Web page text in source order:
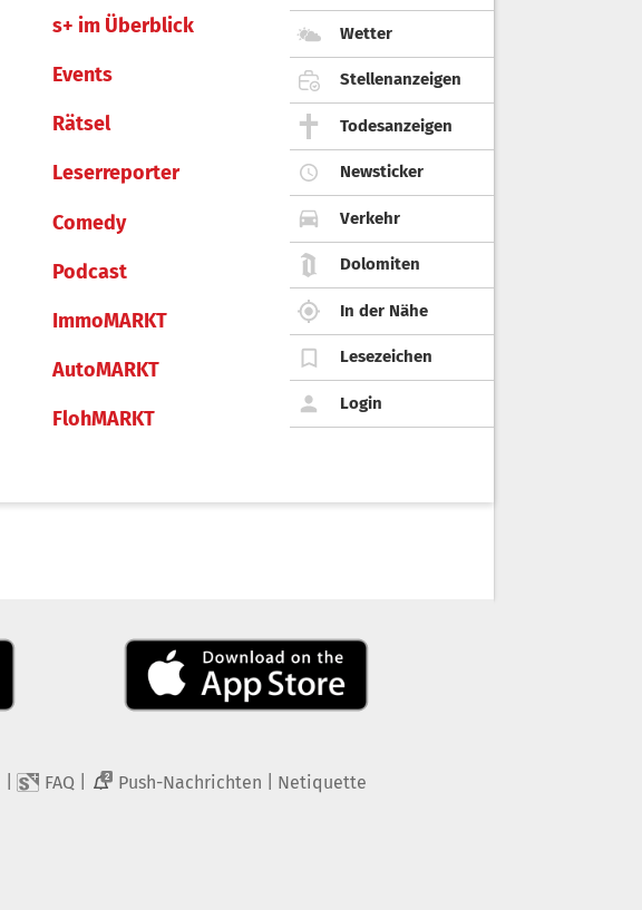
s+ im Überblick
Events
Rätsel
Leserreporter
Comedy
Podcast
ImmoMARKT
AutoMARKT
FlohMARKT
Wetter
Stellenanzeigen
Todesanzeigen
Newsticker
Verkehr
Dolomiten
In der Nähe
Lesezeichen
Login
FAQ 2 Push-Nachrichten Netiquette